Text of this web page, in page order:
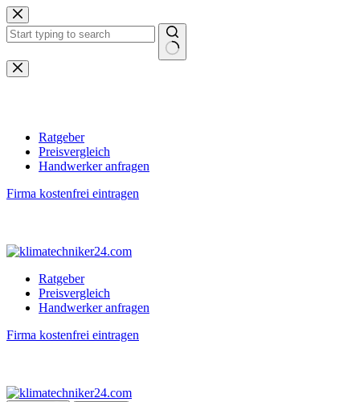
Zum
Inhalt
springen
Keine
Ergebnisse
Ratgeber
Preisvergleich
Handwerker anfragen
Firma kostenfrei eintragen
Ratgeber
Preisvergleich
Handwerker anfragen
Firma kostenfrei eintragen